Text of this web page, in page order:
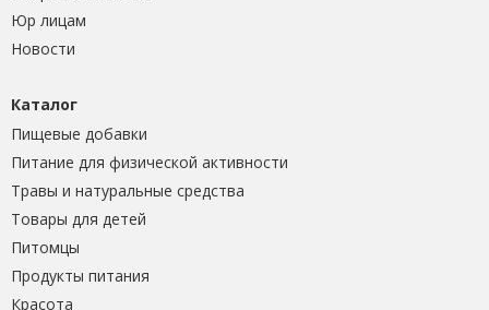
Юр лицам
Новости
Каталог
Пищевые добавки
Питание для физической активности
Травы и натуральные средства
Товары для детей
Питомцы
Продукты питания
Красота